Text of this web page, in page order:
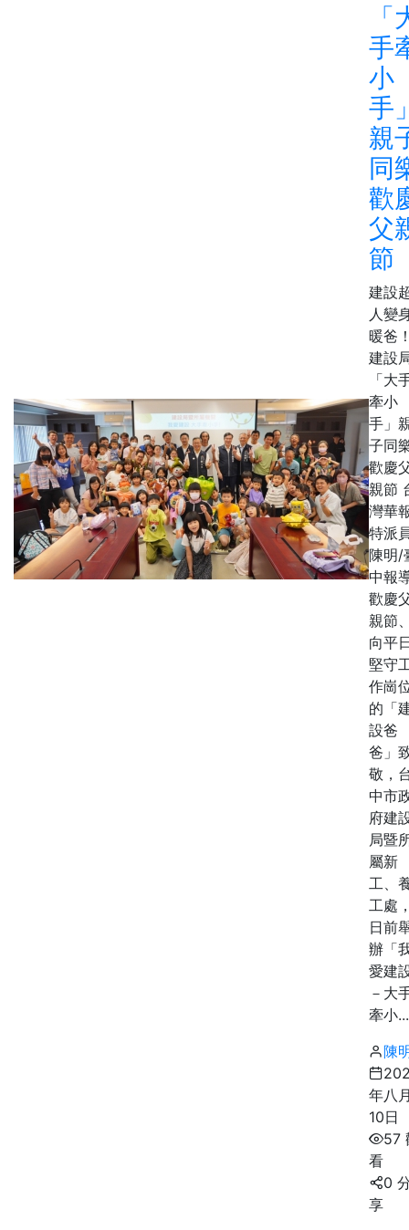
「
手
小
手
親
同
歡
父
節
建設
人變
暖爸
建設
「大
牽小
手」
子同
歡慶
親節
灣華
特派
陳明/
中報
歡慶
親節
向平
堅守
作崗
的「
設爸
爸」
敬，
中市
府建
局暨
屬新
工、
工處
日前
辦「
愛建
－大
牽小...
陳
年八
10日
57
看
0
享